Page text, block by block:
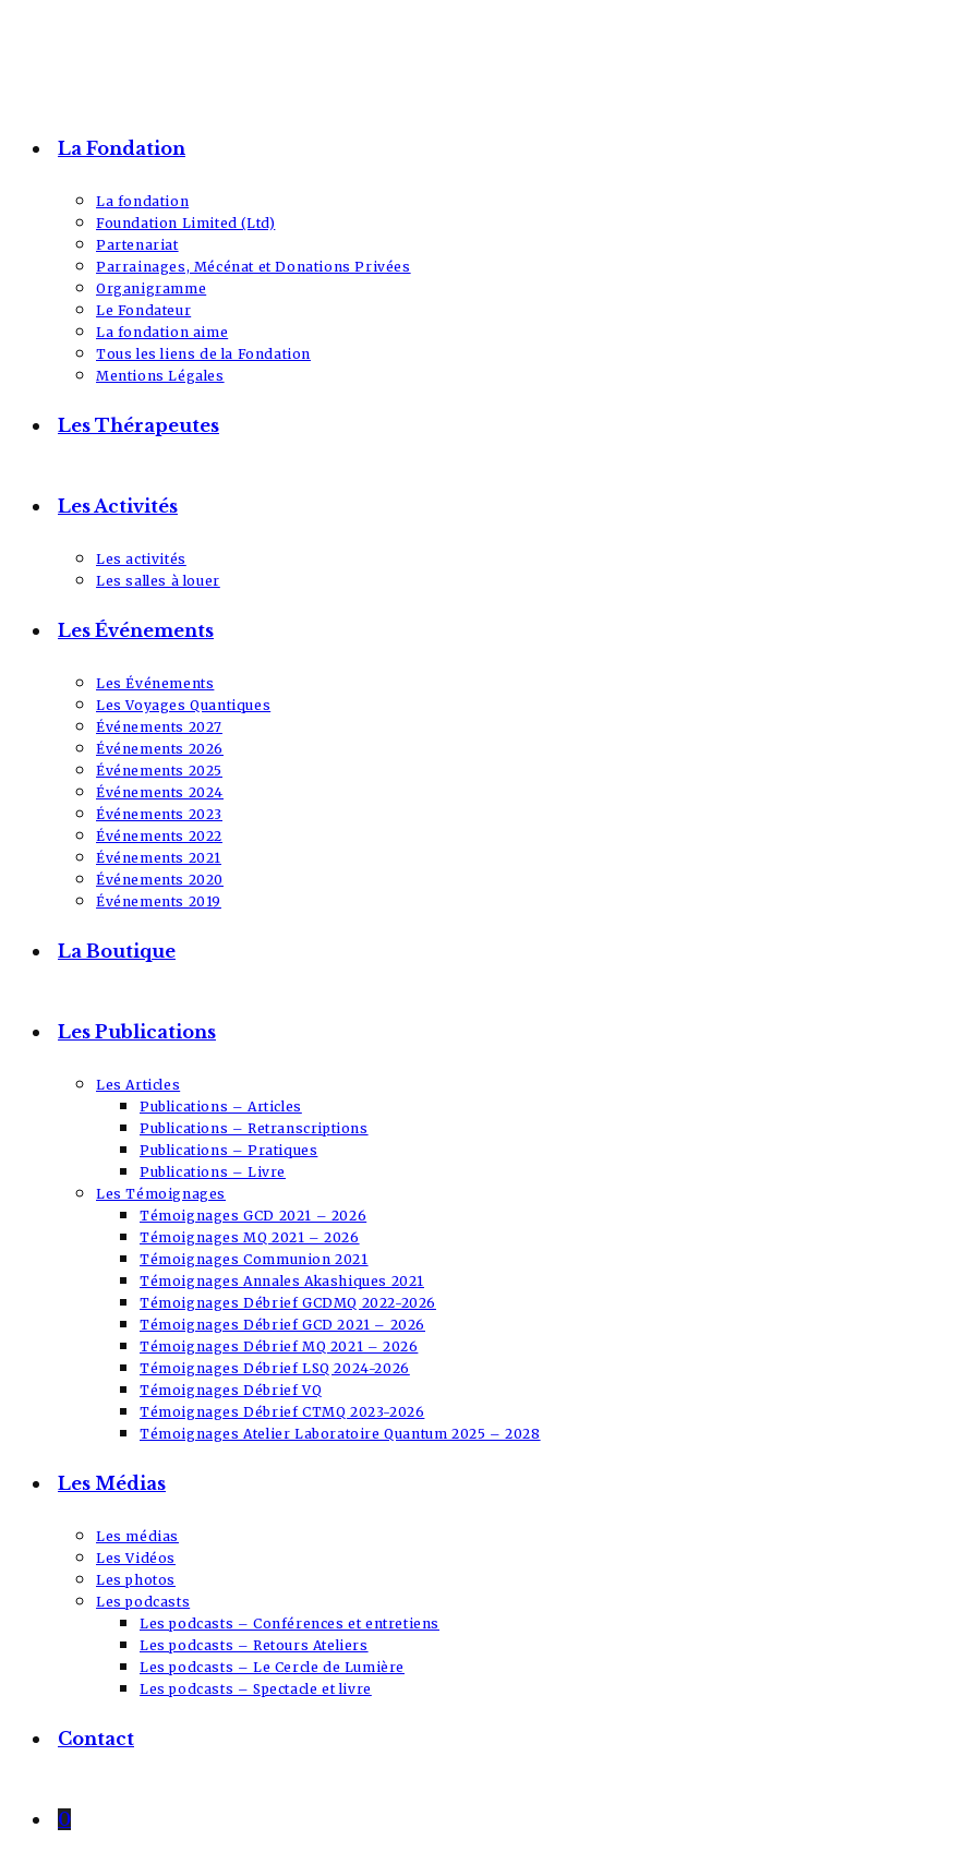
La Fondation
La fondation
Foundation Limited (Ltd)
Partenariat
Parrainages, Mécénat et Donations Privées
Organigramme
Le Fondateur
La fondation aime
Tous les liens de la Fondation
Mentions Légales
Les Thérapeutes
Les Activités
Les activités
Les salles à louer
Les Événements
Les Événements
Les Voyages Quantiques
Événements 2027
Événements 2026
Événements 2025
Événements 2024
Événements 2023
Événements 2022
Événements 2021
Événements 2020
Événements 2019
La Boutique
Les Publications
Les Articles
Publications – Articles
Publications – Retranscriptions
Publications – Pratiques
Publications – Livre
Les Témoignages
Témoignages GCD 2021 – 2026
Témoignages MQ 2021 – 2026
Témoignages Communion 2021
Témoignages Annales Akashiques 2021
Témoignages Débrief GCDMQ 2022-2026
Témoignages Débrief GCD 2021 – 2026
Témoignages Débrief MQ 2021 – 2026
Témoignages Débrief LSQ 2024-2026
Témoignages Débrief VQ
Témoignages Débrief CTMQ 2023-2026
Témoignages Atelier Laboratoire Quantum 2025 – 2028
Les Médias
Les médias
Les Vidéos
Les photos
Les podcasts
Les podcasts – Conférences et entretiens
Les podcasts – Retours Ateliers
Les podcasts – Le Cercle de Lumière
Les podcasts – Spectacle et livre
Contact
0